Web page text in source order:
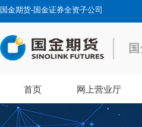
国金期货-国金证券全资子公司
首页 网上营业厅